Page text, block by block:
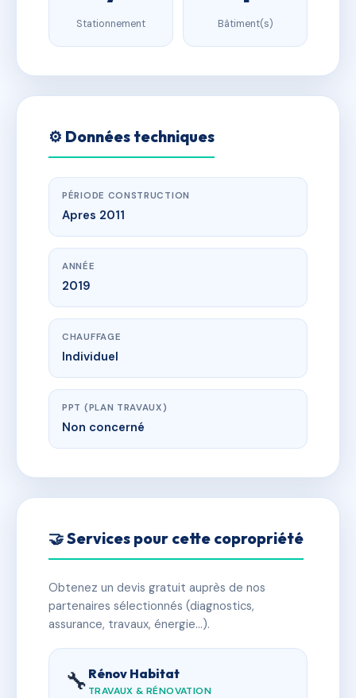
Stationnement Bâtiment(s)
⚙️ Données techniques
PÉRIODE CONSTRUCTION
Apres 2011
ANNÉE
2019
CHAUFFAGE
Individuel
PPT (PLAN TRAVAUX)
Non concerné
🤝 Services pour cette copropriété
Obtenez un devis gratuit auprès de nos
partenaires sélectionnés (diagnostics,
assurance, travaux, énergie…).
🔧 Rénov Habitat
TRAVAUX & RÉNOVATION